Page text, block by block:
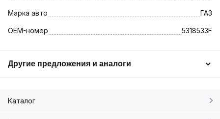
Марка авто ГАЗ
OEM-номер 5318533F
Другие предложения и аналоги
Каталог